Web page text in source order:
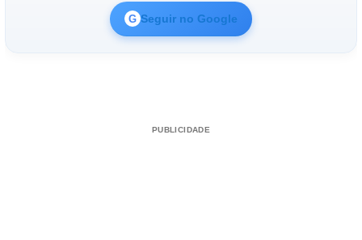
G Seguir no Google
PUBLICIDADE